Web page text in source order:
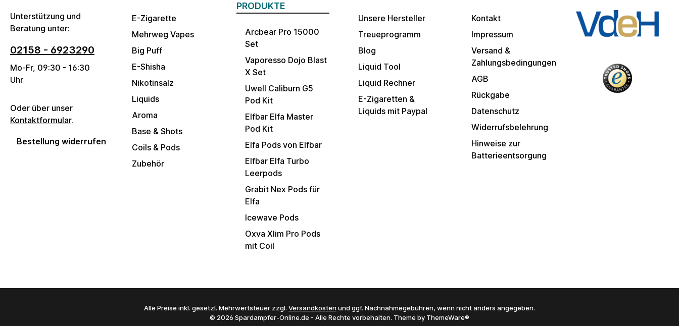
Unterstützung und
Beratung unter:
02158 - 6923290
Mo-Fr, 09:30 - 16:30
Uhr
Oder über unser
Kontaktformular.
Bestellung widerrufen
E-Zigarette
Mehrweg Vapes
Big Puff
E-Shisha
Nikotinsalz
Liquids
Aroma
Base & Shots
Coils & Pods
Zubehör
PRODUKTE
Arcbear Pro 15000
Set
Vaporesso Dojo Blast
X Set
Uwell Caliburn G5
Pod Kit
Elfbar Elfa Master
Pod Kit
Elfa Pods von Elfbar
Elfbar Elfa Turbo
Leerpods
Grabit Nex Pods für
Elfa
Icewave Pods
Oxva Xlim Pro Pods
mit Coil
Unsere Hersteller
Treueprogramm
Blog
Liquid Tool
Liquid Rechner
E-Zigaretten &
Liquids mit Paypal
Kontakt
Impressum
Versand &
Zahlungsbedingungen
AGB
Rückgabe
Datenschutz
Widerrufsbelehrung
Hinweise zur
Batterieentsorgung
Alle Preise inkl. gesetzl. Mehrwertsteuer zzgl. Versandkosten und ggf. Nachnahmegebühren, wenn nicht anders angegeben.
© 2026 Spardampfer-Online.de - Alle Rechte vorbehalten. Theme by ThemeWare®